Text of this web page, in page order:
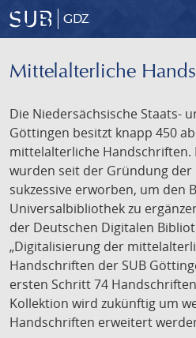
GDZ
Mittelalterliche
Die Niedersächsische Staats-
Göttingen besitzt knapp 450
mittelalterliche Handschriften.
wurden seit der Gründung der
sukzessive erworben, um den
Universalbibliothek zu
der Deutschen Digitalen
„Digitalisierung der
Handschriften der SUB
ersten Schritt 74
Kollektion wird zukünftig um
Handschriften erweitert